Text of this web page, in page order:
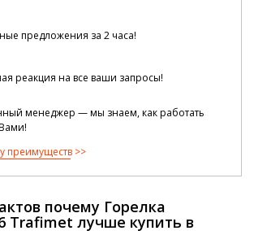
предложения за 2 часа!
реакция на все ваши запросы!
менеджер — мы знаем, как работать
преимуществ
почему Горелка
Trafimet лучше купить в